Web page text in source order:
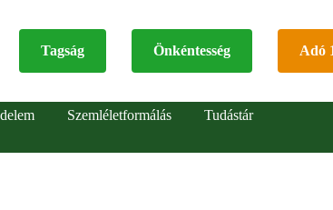
Top
Tagság Önkéntesség Adó
Szemléletformálás
Tudástár